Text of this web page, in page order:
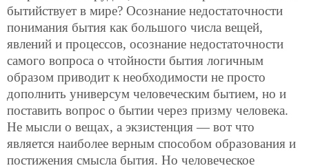
бытийствует в мире? Осознание недостаточности
понимания бытия как большого числа вещей,
явлений и процессов, осознание недостаточности
самого вопроса о чтойности бытия логичным
образом приводит к необходимости не просто
дополнить универсум человеческим бытием, но и
поставить вопрос о бытии через призму человека.
Не мысли о вещах, а экзистенция — вот что
является наиболее верным способом образования и
постижения смысла бытия. Но человеческое